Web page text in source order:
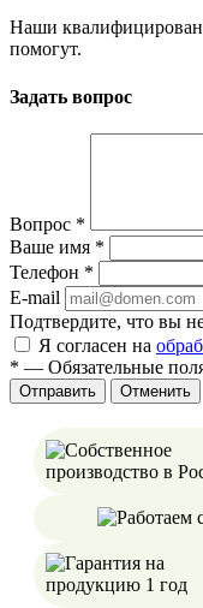
Наши
помогут.
Задать вопрос
Вопрос *
Ваше имя *
Телефон *
E-mail
Подтвердите, что вы
Я согласен на
* — Обязательные
Отменить